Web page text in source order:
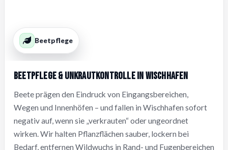
Beetpflege
Beetpflege & Unkrautkontrolle in Wischhafen
Beete prägen den Eindruck von Eingangsbereichen,
Wegen und Innenhöfen – und fallen in Wischhafen sofort
negativ auf, wenn sie „verkrauten“ oder ungeordnet
wirken. Wir halten Pflanzflächen sauber, lockern bei
Bedarf, entfernen Wildwuchs in Rand- und Fugenbereichen